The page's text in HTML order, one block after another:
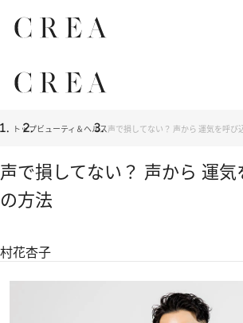
トップビューティ＆ヘルス声で損してない？ 声から 運気を呼び
声で損してない？ 声から 運
の方法
村花杏子